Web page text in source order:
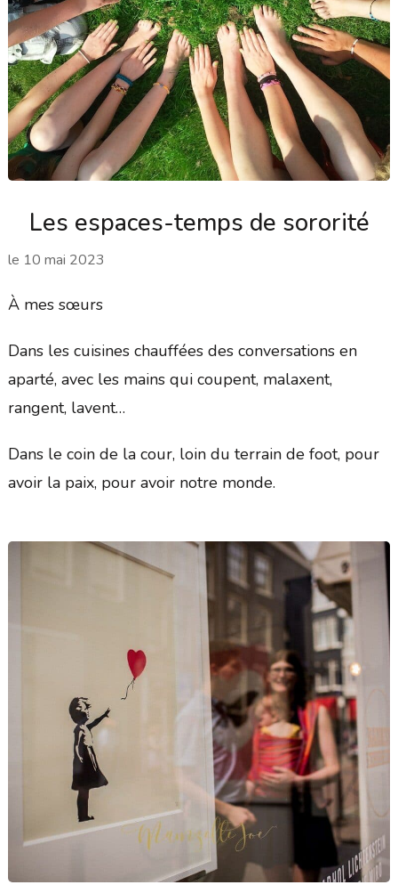
Les espaces-temps de sororité
le 10 mai 2023
À mes sœurs
Dans les cuisines chauffées des conversations en
aparté, avec les mains qui coupent, malaxent,
rangent, lavent…
Dans le coin de la cour, loin du terrain de foot, pour
avoir la paix, pour avoir notre monde.